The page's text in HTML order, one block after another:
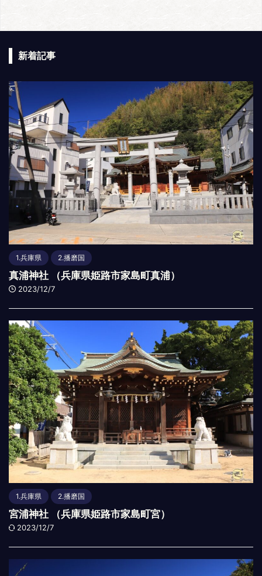
新着記事
1.兵庫県 2.播磨国
真浦神社 （兵庫県姫路市家島町真浦）
2023/12/7
1.兵庫県 2.播磨国
宮浦神社 （兵庫県姫路市家島町宮）
2023/12/7